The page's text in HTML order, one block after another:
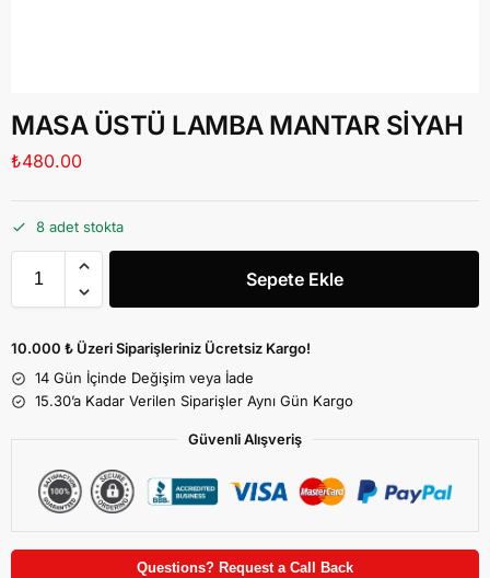
MASA ÜSTÜ LAMBA MANTAR SİYAH
₺480.00
8 adet stokta
Sepete Ekle
10.000 ₺ Üzeri Siparişleriniz Ücretsiz Kargo!
14 Gün İçinde Değişim veya İade
15.30’a Kadar Verilen Siparişler Aynı Gün Kargo
Güvenli Alışveriş
Questions? Request a Call Back